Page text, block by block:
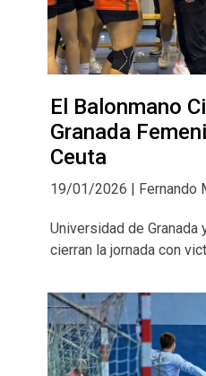
El Balonmano
Granada
Ceuta
19/01/2026 | Fernando
Universidad de Granada
cierran la jornada con